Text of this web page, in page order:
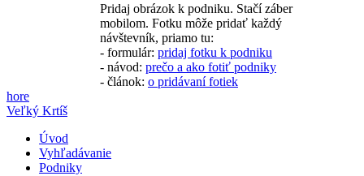
Pridaj obrázok k podniku. Stačí záber
mobilom. Fotku môže pridať každý
návštevník, priamo tu:
- formulár: pridaj fotku k podniku
- návod: prečo a ako fotiť podniky
- článok: o pridávaní fotiek
hore
Veľký Krtíš
Úvod
Vyhľadávanie
Podniky